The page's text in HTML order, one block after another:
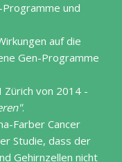
und
auf die
Gen-Programme
von 2014 -
.
Farber Cancer
Studie, dass der
Gehirnzellen nicht